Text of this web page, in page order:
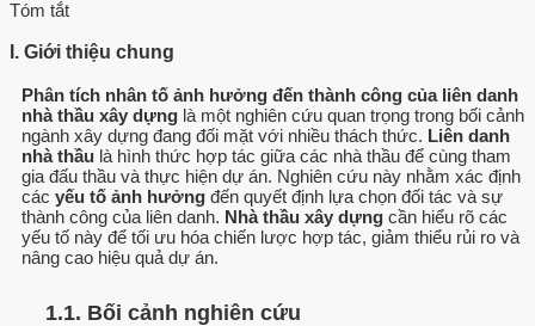
Tóm tắt
I. Giới thiệu chung
Phân tích nhân tố ảnh hưởng đến thành công của liên danh
nhà thầu xây dựng là một nghiên cứu quan trọng trong bối cảnh
ngành xây dựng đang đối mặt với nhiều thách thức. Liên danh
nhà thầu là hình thức hợp tác giữa các nhà thầu để cùng tham
gia đấu thầu và thực hiện dự án. Nghiên cứu này nhằm xác định
các yếu tố ảnh hưởng đến quyết định lựa chọn đối tác và sự
thành công của liên danh. Nhà thầu xây dựng cần hiểu rõ các
yếu tố này để tối ưu hóa chiến lược hợp tác, giảm thiểu rủi ro và
nâng cao hiệu quả dự án.
1.1. Bối cảnh nghiên cứu